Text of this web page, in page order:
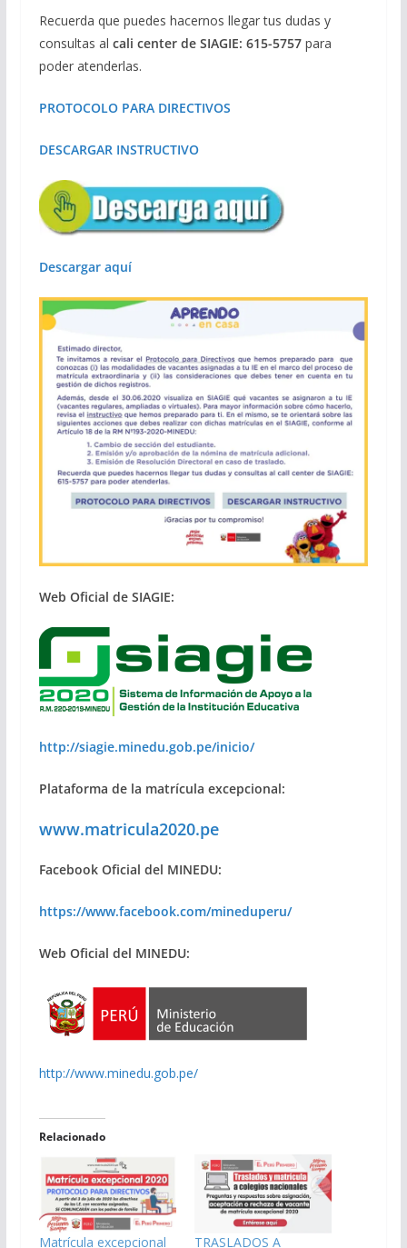
Recuerda que puedes hacernos llegar tus dudas y
consultas al cali center de SIAGIE: 615-5757para
poder atenderlas.
PROTOCOLO PARA DIRECTIVOS
DESCARGAR INSTRUCTIVO
Descargar aquí
Web Oficial de SIAGIE:
http://siagie.minedu.gob.pe/inicio/
Plataforma de la matrícula excepcional:
www.matricula2020.pe
Facebook Oficial del MINEDU:
https://www.facebook.com/mineduperu/
Web Oficial del MINEDU:
http://www.minedu.gob.pe/
Relacionado
Matrícula excepcional
TRASLADOS A